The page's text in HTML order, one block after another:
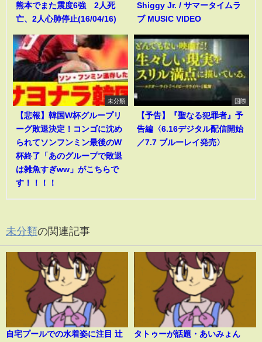
熊本でまた震度6強 2人死
亡、2人心肺停止(16/04/16)
Shiggy Jr. / サマータイムラ
ブ MUSIC VIDEO
未分類
【悲報】韓国W杯グループリ
ーグ敗退決定！コンゴに沈め
られてソンフンミン最後のW
杯終了「あのグループで敗退
は雑魚すぎww」がこちらで
す！！！！
国際
【予告】『聖なる犯罪者』予
告編〈6.16デジタル配信開始
／7.7 ブルーレイ発売〉
未分類の関連記事
自宅プールでの水着姿に注目 辻
タトゥーが話題・あいみょん